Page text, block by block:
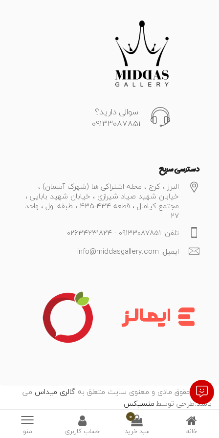
خانه
0
سبد خرید حساب کاربری منو
سوالی دارید؟
09133087851
دسترسی سریع
البرز ، کرج ، محله اشتراکی ها (شهرک آسمان) ،
خیابان شهید صیاد شیرازی ، خیابان شهید بابایی ،
مجتمع کیامال ، قطعه 434-435 ، طبقه اول ، واحد
27
تلفن: 09133087851 - 02634231824
ایمیل: info@middasgallery.com
تمامی حقوق مادی و معنوی سایت متعلق بهگالری میداس می
باشد.طراحی توسطمنسیکس